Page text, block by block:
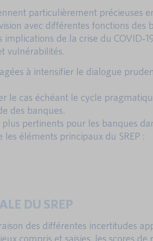
particulièrement précieuses
avec différentes fonctions
de la crise du
vulnérabilités.
à intensifier le dialogue
le cas échéant le cycle
des banques.
pertinents pour les banques
éléments principaux du SREP :
DU SREP
des différentes incertitudes
compris et saisies, les scores